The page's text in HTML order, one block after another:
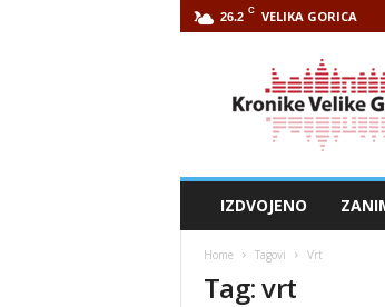
26.2 C VELIKA GORICA
IZDVOJENO
Home Tagovi Vrt
Tag: vrt